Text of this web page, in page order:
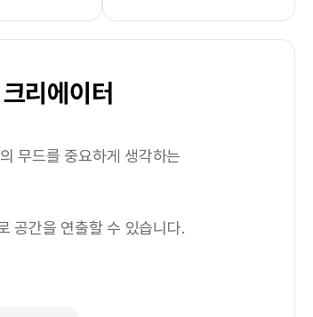
을 출력하고
해 나만의 굿즈도 만드는 라이프
물의 만족도를 높일 수 있습니다.
기업
여
보유한 프린터가 적합합니다.
원을 통해 비즈니스의 생산성을 높여
자 문서 보관함을 만들어 보세요!
선명하게 스캔이 가능하며
리정돈을
하게 정리해보세요.
지 다양한 용도로 활용할 수 있어요.
을 유지할 수 있도록 도와주고
리에이터
무드를 중요하게 생각하는
공간을 연출할 수 있습니다.